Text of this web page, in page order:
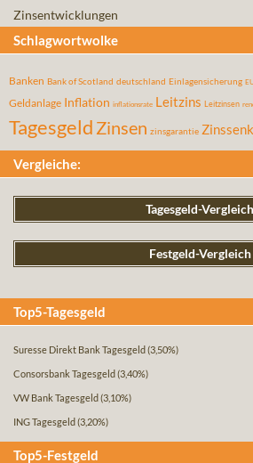
Zinsentwicklungen
Schlagwortwolke
Banken Bank of Scotland deutschland Einlagensicherung
Geldanlage Inflation inflationsrate Leitzins Leitzinsen
Tagesgeld Zinsen zinsgarantie
Vergleiche:
Tagesgeld-Vergleich
Festgeld-Vergleich
Top5-Tagesgeld
Suresse Direkt Bank Tagesgeld (3,50%)
Consorsbank Tagesgeld (3,40%)
VW Bank Tagesgeld (3,10%)
ING Tagesgeld (3,20%)
Top5-Festgeld